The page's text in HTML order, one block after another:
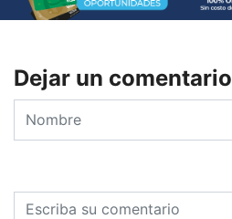
Dejar un comentario